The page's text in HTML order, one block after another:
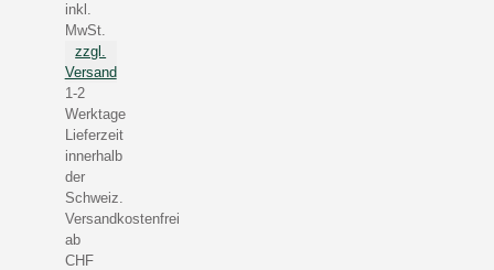
inkl.
MwSt.
zzgl.
Versand
1-2
Werktage
Lieferzeit
innerhalb
der
Schweiz.
Versandkostenfrei
ab
CHF